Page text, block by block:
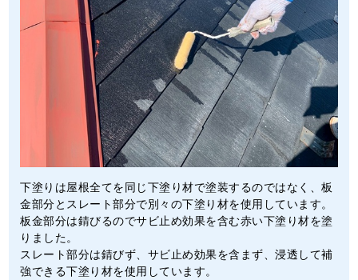
下塗りは屋根全てを同じ下塗り材で塗装するのではなく、板
金部分とスレート部分で別々の下塗り材を使用しています。
板金部分は錆びるのでサビ止め効果を含む赤い下塗り材を塗
りました。
スレート部分は錆びず、サビ止め効果を含まず、浸透して補
強できる下塗り材を使用しています。